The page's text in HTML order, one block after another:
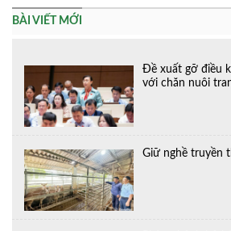
BÀI VIẾT MỚI
Đề xuất gỡ điều
với chăn nuôi
Giữ nghề truyền